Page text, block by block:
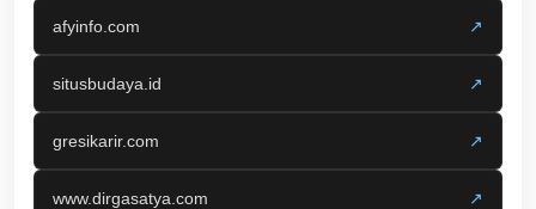
afyinfo.com ↗
situsbudaya.id ↗
gresikarir.com ↗
www.dirgasatya.com ↗